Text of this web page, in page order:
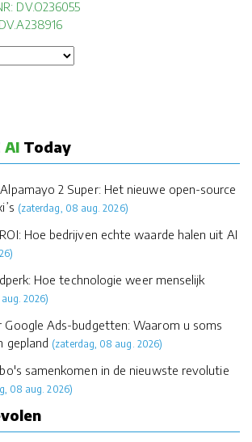
DV.O236055
AI Today
2 Super: Het nieuwe open-source
(zaterdag, 08 aug. 2026)
Hoe bedrijven echte waarde halen uit AI
Hoe technologie weer menselijk
2026)
Google Ads-budgetten: Waarom u soms
gepland (zaterdag, 08 aug. 2026)
samenkomen in de nieuwste revolutie
08 aug. 2026)